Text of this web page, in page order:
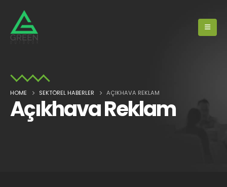
HOME SEKTÖREL HABERLER AÇIKHAVA REKLAM
Açıkhava Reklam